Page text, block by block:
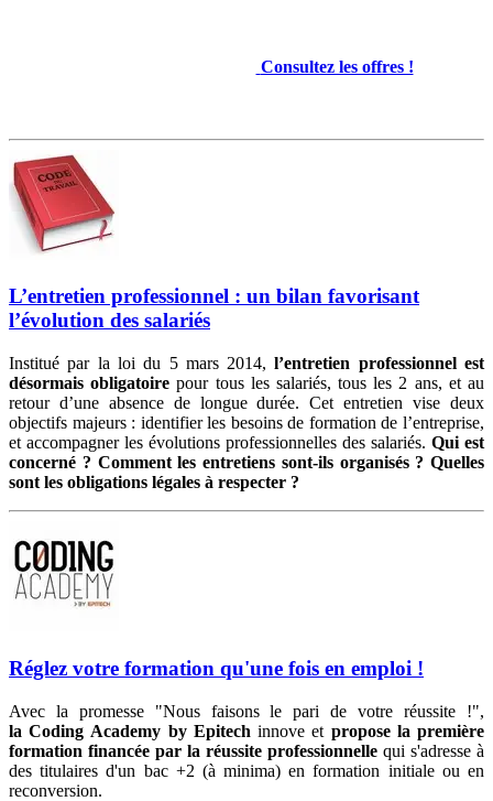
Consultez les offres !
L’entretien professionnel : un bilan favorisant
l’évolution des salariés
Institué par la loi du 5 mars 2014,l’entretien professionnel est
désormais obligatoire pour tous les salariés, tous les 2 ans, et au
retour d’une absence de longue durée. Cet entretien vise deux
objectifs majeurs : identifier les besoins de formation de l’entreprise,
et accompagner les évolutions professionnelles des salariés. Qui est
concerné ? Comment les entretiens sont-ils organisés ? Quelles
sont les obligations légales à respecter ?
Réglez votre formation qu'une fois en emploi !
Avec la promesse "Nous faisons le pari de votre réussite !",
la Coding Academy by Epitech innove et propose la première
formation financée par la réussite professionnelle qui s'adresse à
des titulaires d'un bac +2 (à minima) en formation initiale ou en
reconversion.